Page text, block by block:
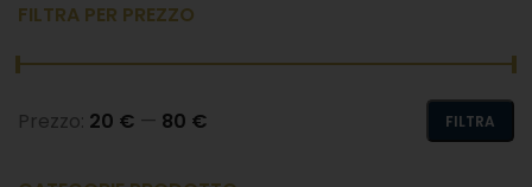
FILTRA PER PREZZO
FILTRA
Prezzo: 20 € — 80 €